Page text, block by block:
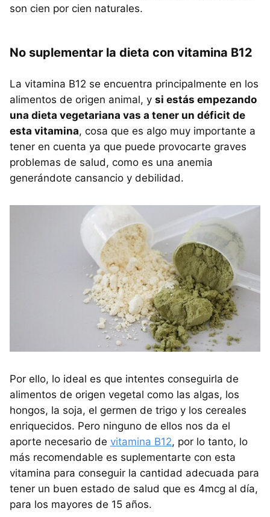
son cien por cien naturales.
No suplementar la dieta con vitamina B12
La vitamina B12 se encuentra principalmente en los
alimentos de origen animal, y si estás empezando
una dieta vegetariana vas a tener un déficit de
esta vitamina, cosa que es algo muy importante a
tener en cuenta ya que puede provocarte graves
problemas de salud, como es una anemia
generándote cansancio y debilidad.
Por ello, lo ideal es que intentes conseguirla de
alimentos de origen vegetal como las algas, los
hongos, la soja, el germen de trigo y los cereales
enriquecidos. Pero ninguno de ellos nos da el
aporte necesario de vitamina B12, por lo tanto, lo
más recomendable es suplementarte con esta
vitamina para conseguir la cantidad adecuada para
tener un buen estado de salud que es 4mcg al día,
para los mayores de 15 años.